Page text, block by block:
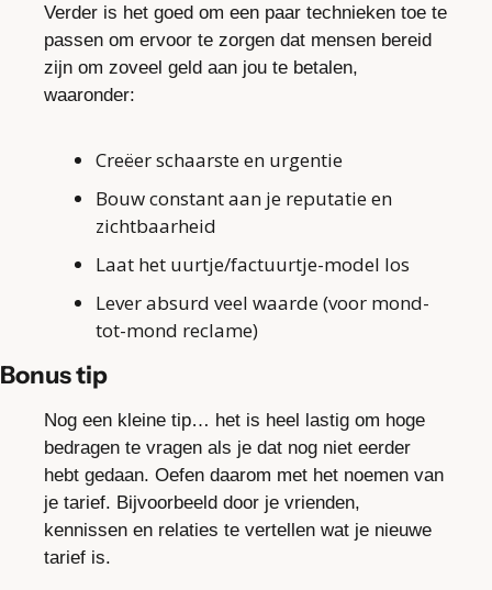
Verder is het goed om een paar technieken toe te
passen om ervoor te zorgen dat mensen bereid
zijn om zoveel geld aan jou te betalen,
waaronder:
Creëer schaarste en urgentie
Bouw constant aan je reputatie en
zichtbaarheid
Laat het uurtje/factuurtje-model los
Lever absurd veel waarde (voor mond-
tot-mond reclame)
Bonus tip
Nog een kleine tip… het is heel lastig om hoge
bedragen te vragen als je dat nog niet eerder
hebt gedaan. Oefen daarom met het noemen van
je tarief. Bijvoorbeeld door je vrienden,
kennissen en relaties te vertellen wat je nieuwe
tarief is.